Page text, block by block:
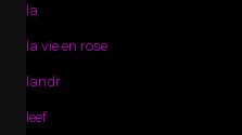
la
la vie en rose
landr
leef